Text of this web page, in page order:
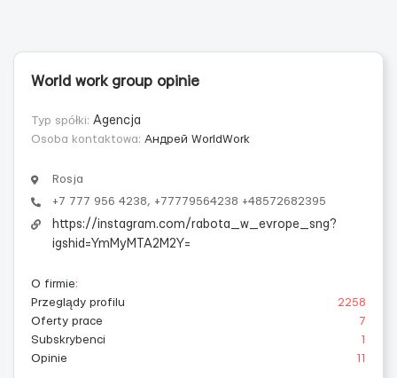
World work group opinie
Typ spółki: Agencja
Osoba kontaktowa: Андрей WorldWork
Rosja
‪+7 777 956 4238‬, ‪+77779564238‬ +48572682395
https://instagram.com/rabota_w_evrope_sng?
igshid=YmMyMTA2M2Y=
O firmie:
Przeglądy profilu
2258
Oferty prace
7
Subskrybenci
1
Opinie
11